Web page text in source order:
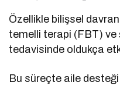
Özellikle bilişsel
temelli terapi (FBT)
tedavisinde oldukça
Bu süreçte aile